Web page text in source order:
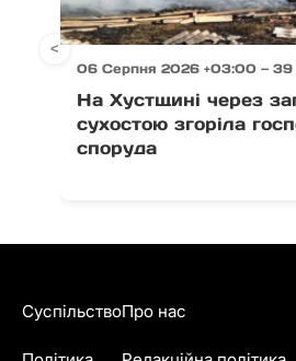
06 Серпня 2026 +03:00 — 39
На Хустщині через
сухостою згоріла
споруда
<
СуспільствоПро нас